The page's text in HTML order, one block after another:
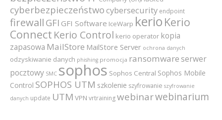
cyberbezpieczeństwocybersecurity endpoint
firewall GFI GFI Software IceWarp kerio Kerio
Connect Kerio Control kerio operator kopia
zapasowa MailStore MailStore Server ochrona danych
odzyskiwanie danych phishing promocja ransomware serwer
pocztowy SMC sophos Sophos Central Sophos Mobile
Control SOPHOS UTM szkolenie szyfrowanie szyfrowanie
danych update UTM VPN vrtrainingwebinarwebinarium